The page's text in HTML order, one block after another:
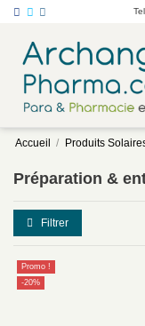
Accueil Produits
Préparation &
Filtrer
Promo !
-20%